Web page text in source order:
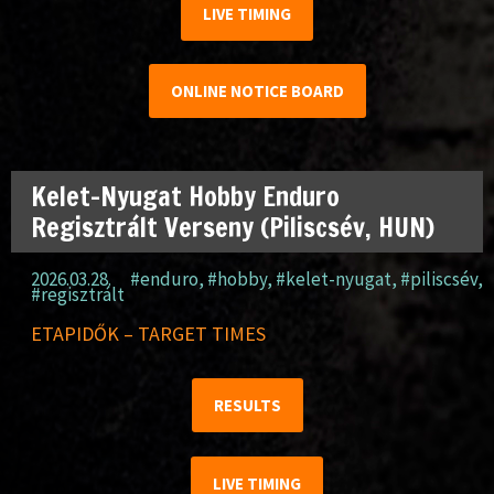
LIVE TIMING
ONLINE NOTICE BOARD
Kelet-Nyugat Hobby Enduro
Regisztrált Verseny (Piliscsév, HUN)
2026.03.28. #enduro, #hobby, #kelet-nyugat, #piliscsév,
#regisztrált
ETAPIDŐK – TARGET TIMES
RESULTS
LIVE TIMING